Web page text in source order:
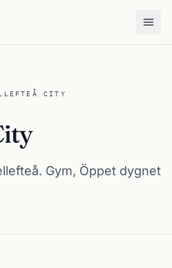
CITY
Gym, Öppet dygnet